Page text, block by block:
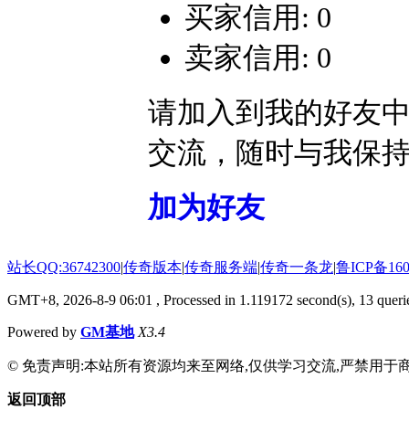
买家信用: 0
卖家信用: 0
请加入到我的好友
交流，随时与我保
加为好友
站长QQ:36742300|传奇版本|传奇服务端|传奇一条龙|鲁ICP备
GMT+8, 2026-8-9 06:01 , Processed in 1.119172 second(s), 13
Powered by GM基地 X3.4
© 免责声明:本站所有资源均来至网络,仅供学习交流,严禁用于
返回顶部